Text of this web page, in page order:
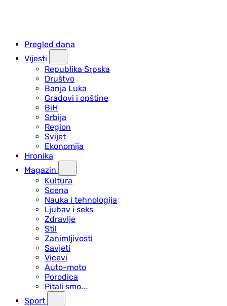
Pregled dana
Vijesti
Republika Srpska
Društvo
Banja Luka
Gradovi i opštine
BiH
Srbija
Region
Svijet
Ekonomija
Hronika
Magazin
Kultura
Scena
Nauka i tehnologija
Ljubav i seks
Zdravlje
Stil
Zanimljivosti
Savjeti
Vicevi
Auto-moto
Porodica
Pitali smo...
Sport